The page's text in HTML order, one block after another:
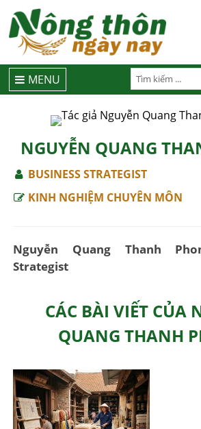
MENU
NGUYỄN QUANG
BUSINESS STRATEGIST
KINH NGHIỆM CHUYÊN MÔN
Nguyễn Quang Thanh
Strategist
CÁC BÀI VIẾT CỦA
QUANG THANH